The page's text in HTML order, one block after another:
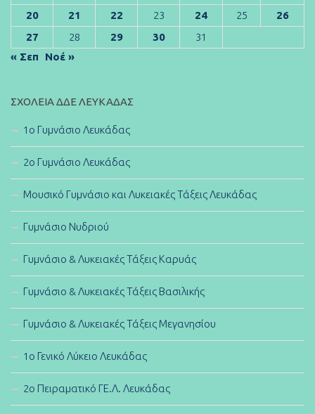
20 21 22 23 24 25
26
27
28 29 30
31
« Σεπ
Νοέ »
ΣΧΟΛΕΊΑ ΔΔΕ ΛΕΥΚΆΔΑΣ
1ο Γυμνάσιο Λευκάδας
2ο Γυμνάσιο Λευκάδας
Μουσικό Γυμνάσιο και Λυκειακές Τάξεις Λευκάδας
Γυμνάσιο Νυδριού
Γυμνάσιο & Λυκειακές Τάξεις Καρυάς
Γυμνάσιο & Λυκειακές Τάξεις Βασιλικής
Γυμνάσιο & Λυκειακές Τάξεις Μεγανησίου
1ο Γενικό Λύκειο Λευκάδας
2ο Πειραματικό ΓΕ.Λ. Λευκάδας